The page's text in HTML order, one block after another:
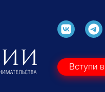
Вступи